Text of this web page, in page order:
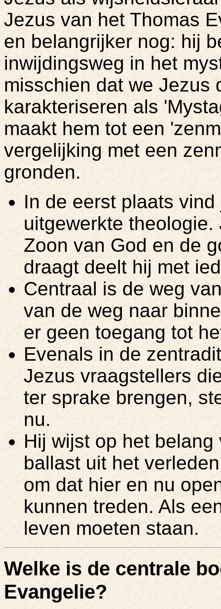
Jezus van het Thomas
en belangrijker nog: hij
inwijdingsweg in het
misschien dat we Jezus
karakteriseren als
maakt hem tot een
vergelijking met een
gronden.
In de eerst plaats
uitgewerkte
Zoon van God en de
draagt deelt hij met
Centraal is de weg
van de weg naar
er geen toegang tot
Evenals in de
Jezus vraagstellers
ter sprake brengen,
nu.
Hij wijst op het
ballast uit het
om dat hier en nu
kunnen treden. Als
leven moeten staan.
Welke is de centrale
Evangelie?